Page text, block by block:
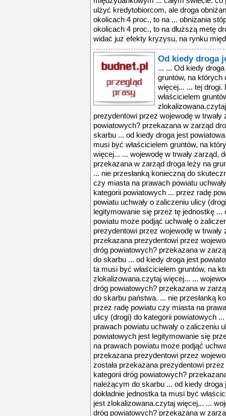
ulżyć kredytobiorcom, ale droga
okolicach 4 proc., to na ... obniżania
okolicach 4 proc., to na dłuższą metę
widać już efekty kryzysu, na rynku
Od kiedy droga
... ... Od kiedy droga jest powiatowa ... właścicielem gruntów, na których droga jest zlokalizowana.czytaj więcej... ... tej drogi. Dokładnie jednostka ta musi być właścicielem gruntów, na których droga jest zlokalizowana.czytaj więcej... ... została przekazana prezydentowi przez wojewodę w trwały zarząd, do kategorii dróg powiatowych? przekazana w zarząd droga leży na gruncie należącym do skarbu ... od kiedy droga jest powiatowa ... tej drogi. dokładnie jednostka ta musi być właścicielem gruntów, na których droga jest zlokalizowana.czytaj więcej... ... wojewodę w trwały zarząd, do kategorii dróg powiatowych? przekazana w zarząd droga leży na gruncie należącym do skarbu państwa. ... nie przesłanką konieczną do skutecznego podjęcia przez radę powiatu czy miasta na prawach powiatu uchwały o zaliczeniu ulicy (drogi) do kategorii powiatowych ... przez radę powiatu czy miasta na prawach powiatu uchwały o zaliczeniu ulicy (drogi) do kategorii powiatowych jest legitymowanie się przez tę jednostkę ... czy rada miasta na prawach powiatu może podjąć uchwałę o zaliczeniu drogi, która została przekazana prezydentowi przez wojewodę w trwały zarząd, do kategorii ... została przekazana prezydentowi przez wojewodę w trwały zarząd, do kategorii dróg powiatowych? przekazana w zarząd droga leży na gruncie należącym do skarbu ... od kiedy droga jest powiatowa ... tej drogi. dokładnie jednostka ta musi być właścicielem gruntów, na których droga jest zlokalizowana.czytaj więcej... ... wojewodę w trwały zarząd, do kategorii dróg powiatowych? przekazana w zarząd droga leży na gruncie należącym do skarbu państwa. ... nie przesłanką konieczną do skutecznego podjęcia przez radę powiatu czy miasta na prawach powiatu uchwały o zaliczeniu ulicy (drogi) do kategorii powiatowych ... przez radę powiatu czy miasta na prawach powiatu uchwały o zaliczeniu ulicy (drogi) do kategorii powiatowych jest legitymowanie się przez tę jednostkę ... czy rada miasta na prawach powiatu może podjąć uchwałę o zaliczeniu drogi, która została przekazana prezydentowi przez wojewodę w trwały zarząd, do kategorii ... została przekazana prezydentowi przez wojewodę w trwały zarząd, do kategorii dróg powiatowych? przekazana w zarząd droga leży na gruncie należącym do skarbu ... od kiedy droga jest powiatowa ... tej drogi. dokładnie jednostka ta musi być właścicielem gruntów, na których droga jest zlokalizowana.czytaj więcej... ... wojewodę w trwały zarząd, do kategorii dróg powiatowych? przekazana w zarząd droga leży na gruncie należącym do skarbu państwa. ... nie przesłanką konieczną do skutecznego podjęcia przez radę powiatu czy miasta na prawach powiatu uchwały o zaliczeniu ulicy (drogi) do kategorii powiatowych ... przez radę powiatu czy miasta na prawach powiatu uchwały o zaliczeniu ulicy (drogi) do kategorii powiatowych jest legitymowanie się przez tę jednostkę ... czy rada miasta na prawach powiatu może podjąć uchwałę o zaliczeniu drogi, która została przekazana prezydentowi przez wojewodę w trwały zarząd, do kategorii ... została przekazana prezydentowi przez wojewodę w trwały zarząd, do kategorii dróg powiatowych? przekazana w zarząd droga leży na gruncie należącym do skarbu ... od kiedy droga jest powiatowa ... tej drogi. dokładnie jednostka ta musi być właścicielem gruntów, na których droga jest zlokalizowana.czytaj więcej... ... wojewodę w trwały zarząd, do kategorii dróg powiatowych? przekazana w zarząd droga leży na gruncie należącym do skarbu państwa. ... nie przesłanką konieczną do skutecznego podjęcia przez radę powiatu czy miasta na prawach powiatu uchwały o zaliczeniu ulicy (drogi) do kategorii powiatowych ... przez radę powiatu czy miasta na prawach powiatu uchwały o zaliczeniu ulicy (drogi) do kategorii powiatowych jest legitymowanie się przez tę jednostkę ... czy rada miasta na prawach powiatu może podjąć